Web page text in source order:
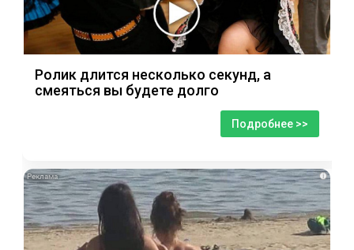
Ролик длится несколько секунд, а
смеяться вы будете долго
Подробнее >>
i